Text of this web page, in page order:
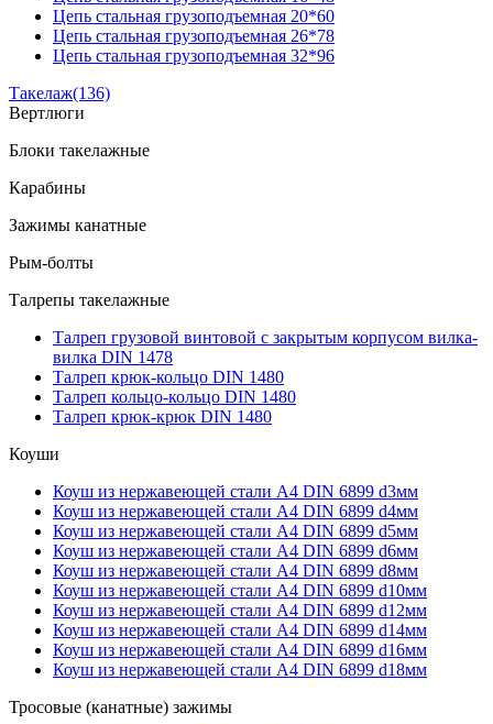
Цепь стальная грузоподъемная 20*60
Цепь стальная грузоподъемная 26*78
Цепь стальная грузоподъемная 32*96
Такелаж(136)
Вертлюги
Блоки такелажные
Карабины
Зажимы канатные
Рым-болты
Талрепы такелажные
Талреп грузовой винтовой с закрытым корпусом вилка-
вилка DIN 1478
Талреп крюк-кольцо DIN 1480
Талреп кольцо-кольцо DIN 1480
Талреп крюк-крюк DIN 1480
Коуши
Коуш из нержавеющей стали А4 DIN 6899 d3мм
Коуш из нержавеющей стали А4 DIN 6899 d4мм
Коуш из нержавеющей стали А4 DIN 6899 d5мм
Коуш из нержавеющей стали А4 DIN 6899 d6мм
Коуш из нержавеющей стали А4 DIN 6899 d8мм
Коуш из нержавеющей стали А4 DIN 6899 d10мм
Коуш из нержавеющей стали А4 DIN 6899 d12мм
Коуш из нержавеющей стали А4 DIN 6899 d14мм
Коуш из нержавеющей стали А4 DIN 6899 d16мм
Коуш из нержавеющей стали А4 DIN 6899 d18мм
Тросовые (канатные) зажимы